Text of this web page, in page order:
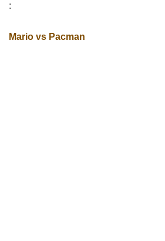
:
Mario vs Pacman